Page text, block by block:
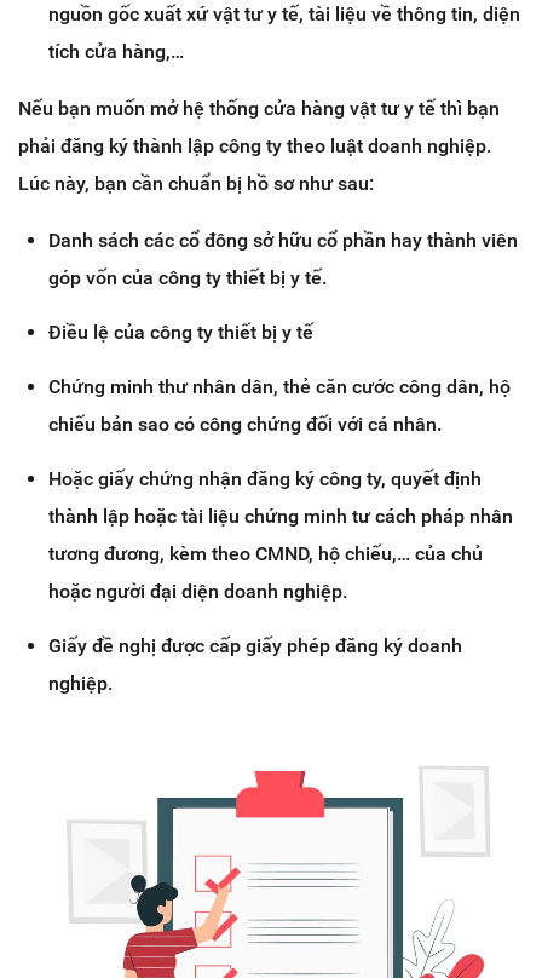
nguồn gốc xuất xứ vật tư y tế, tài liệu về thông tin, diện
tích cửa hàng,…
Nếu bạn muốn mở hệ thống cửa hàng vật tư y tế thì bạn
phải đăng ký thành lập công ty theo luật doanh nghiệp.
Lúc này, bạn cần chuẩn bị hồ sơ như sau:
Danh sách các cổ đông sở hữu cổ phần hay thành viên
góp vốn của công ty thiết bị y tế.
Điều lệ của công ty thiết bị y tế
Chứng minh thư nhân dân, thẻ căn cước công dân, hộ
chiếu bản sao có công chứng đối với cá nhân.
Hoặc giấy chứng nhận đăng ký công ty, quyết định
thành lập hoặc tài liệu chứng minh tư cách pháp nhân
tương đương, kèm theo CMND, hộ chiếu,… của chủ
hoặc người đại diện doanh nghiệp.
Giấy đề nghị được cấp giấy phép đăng ký doanh
nghiệp.